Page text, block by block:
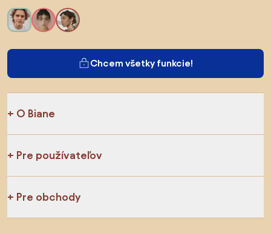
Chcem všetky funkcie!
O Biane
Pre používateľov
Pre obchody